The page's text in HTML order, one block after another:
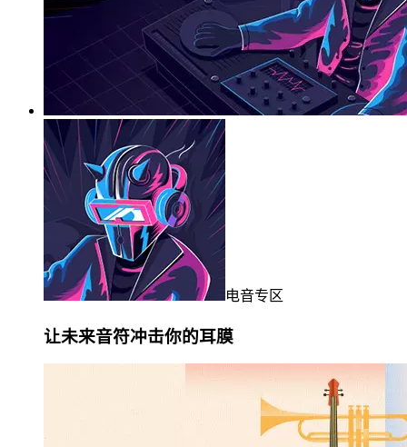
电音专区
让未来音符冲击你的耳膜